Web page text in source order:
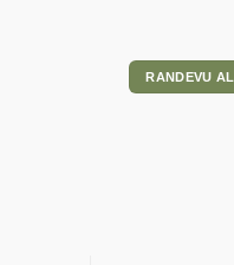
RANDEVU AL